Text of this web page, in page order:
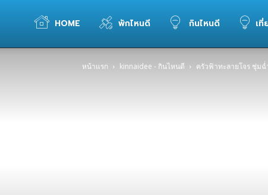
WELOVETOGO
HOME พักไหนดี กินไหนดี เ
หน้าแรก kinnaidee - กินไหนดี ครัวฟ้าทะลายโจร ชุ่ม